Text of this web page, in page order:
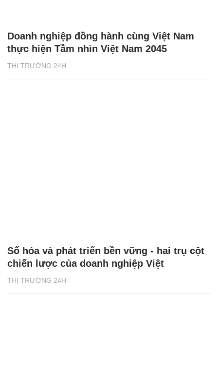
THỊ TRƯỜNG 24H
Doanh nghiệp đồng hành cùng Việt Nam
thực hiện Tầm nhìn Việt Nam 2045
THỊ TRƯỜNG 24H
Số hóa và phát triển bền vững - hai trụ cột
chiến lược của doanh nghiệp Việt